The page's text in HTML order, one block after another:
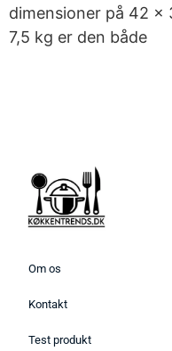
dimensioner på 42
7,5 kg er den både
Om os
Kontakt
Test produkt
Bedste Ismaskine 2026